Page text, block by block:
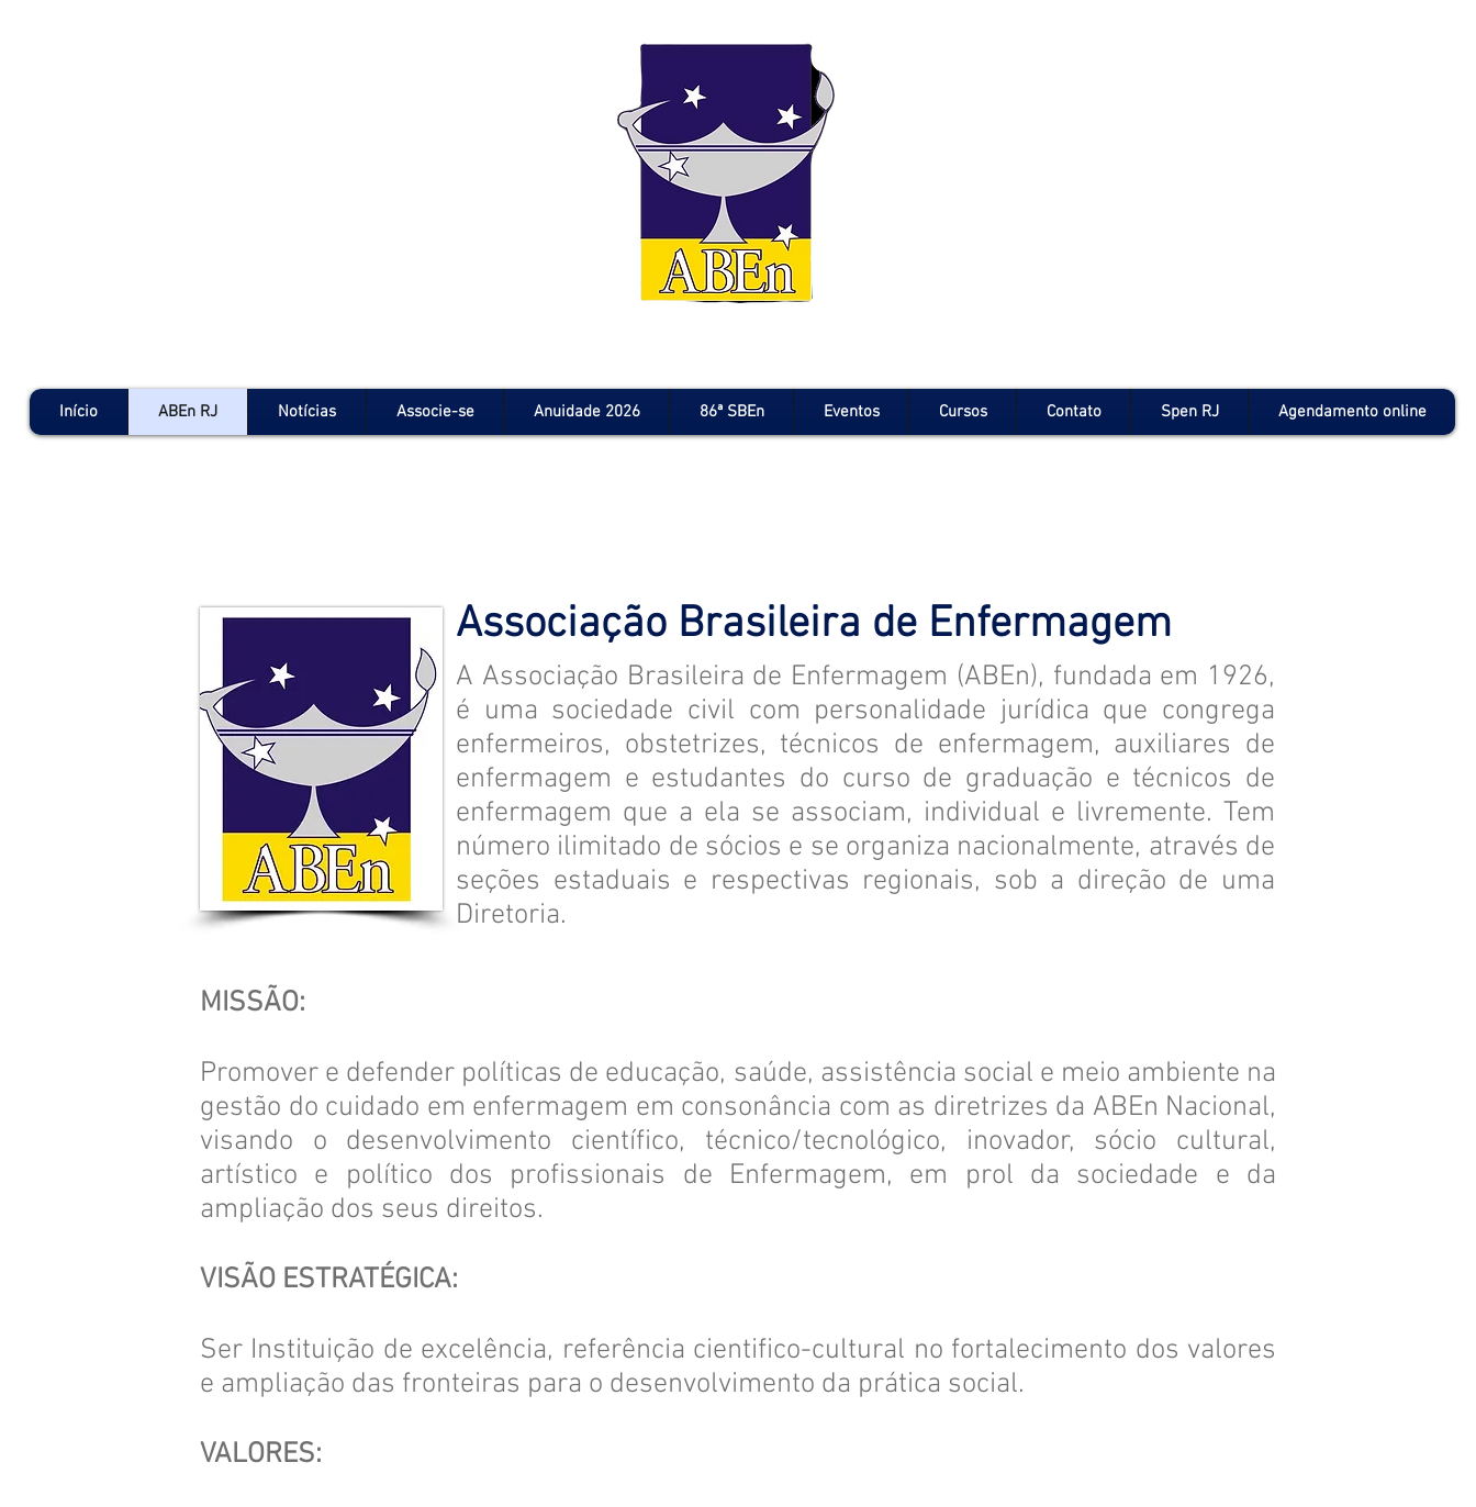
Início ABEn RJ Notícias Associe-se Anuidade 2026 86ª SBEn Eventos Cursos Contato Spen RJ Agendamento online
Associação Brasileira de Enfermagem
A Associação Brasileira de Enfermagem (ABEn), fundada em 1926,
é uma sociedade civil com personalidade jurídica que congrega
enfermeiros, obstetrizes, técnicos de enfermagem, auxiliares de
enfermagem e estudantes do curso de graduação e técnicos de
enfermagem que a ela se associam, individual e livremente. Tem
número ilimitado de sócios e se organiza nacionalmente, através de
seções estaduais e respectivas regionais, sob a direção de uma
Diretoria.
MISSÃO:
Promover e defender políticas de educação, saúde, assistência social e meio ambiente na
gestão do cuidado em enfermagem em consonância com as diretrizes da ABEn Nacional,
visando o desenvolvimento científico, técnico/tecnológico, inovador, sócio cultural,
artístico e político dos profissionais de Enfermagem, em prol da sociedade e da
ampliação dos seus direitos.
VISÃO ESTRATÉGICA:
Ser Instituição de excelência, referência cientifico-cultural no fortalecimento dos valores
e ampliação das fronteiras para o desenvolvimento da prática social.
VALORES​: